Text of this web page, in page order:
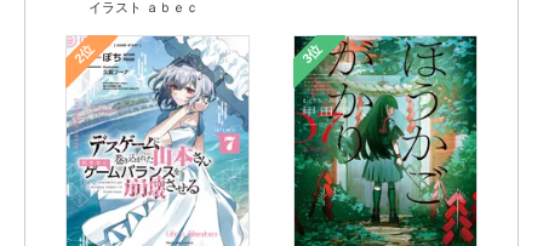
イラスト ａｂｅｃ
2位 3位